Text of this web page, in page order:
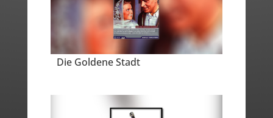
Die Goldene Stadt